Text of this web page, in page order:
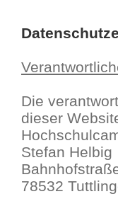
Die
dieser
Stefan Helbig
78532